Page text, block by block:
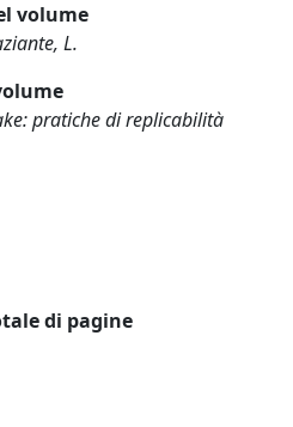
volume
L.
pratiche di replicabilità
di pagine